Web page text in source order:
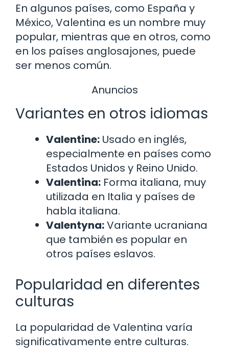
En algunos países, como España y
México, Valentina es un nombre muy
popular, mientras que en otros, como
en los países anglosajones, puede
ser menos común.
Anuncios
Variantes en otros idiomas
Valentine: Usado en inglés,
especialmente en países como
Estados Unidos y Reino Unido.
Valentina: Forma italiana, muy
utilizada en Italia y países de
habla italiana.
Valentyna:Variante ucraniana
que también es popular en
otros países eslavos.
Popularidad en diferentes
culturas
La popularidad de Valentina varía
significativamente entre culturas.